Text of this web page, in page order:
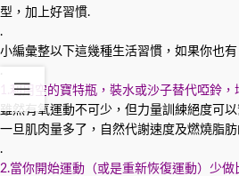
型，加上好習慣.
.
小編彙整以下這幾種生活習慣，如果你也
.
1.利用空的寶特瓶，裝水或沙子替代啞鈴，
雖然有氧運動不可少，但力量訓練絕度可
一旦肌肉量多了，自然代謝速度及燃燒脂
.
2.當你開始運動（或是重新恢復運動）少做